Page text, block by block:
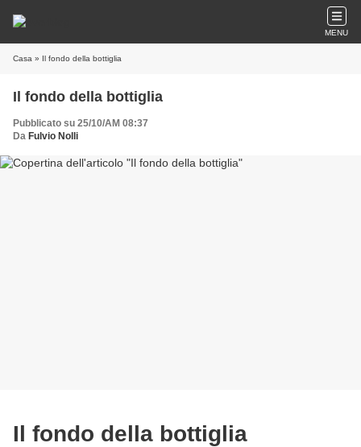
MENU
Casa » Il fondo della bottiglia
Il fondo della bottiglia
Pubblicato su 25/10/AM 08:37
Da Fulvio Nolli
Il fondo della bottiglia